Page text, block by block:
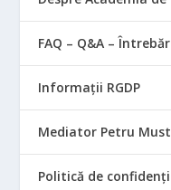
FAQ – Q&A –
Informații RGDP
Mediator Petru
Politică de